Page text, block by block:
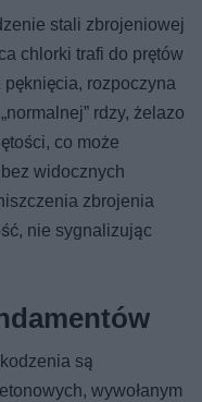
stali zbrojeniowej
chlorki trafi do prętów
rozpoczyna
rdzy, żelazo
co może
widocznych
zbrojenia
nie sygnalizując
są
wywołanym